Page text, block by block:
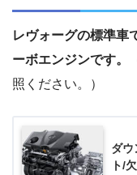
レヴォーグの標準車
ーボエンジンです。
照ください。）
ダウ
ト/